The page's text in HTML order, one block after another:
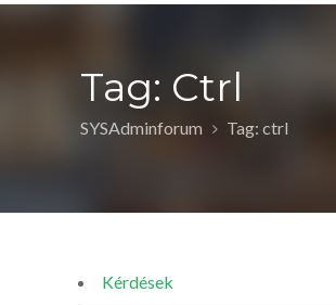
Tag: Ctrl
SYSAdminforum Tag: ctrl
Kérdések